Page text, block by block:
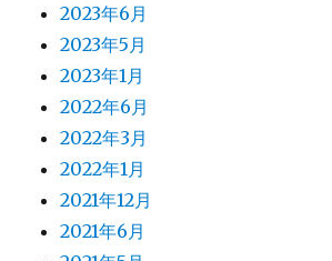
2023年6月
2023年5月
2023年1月
2022年6月
2022年3月
2022年1月
2021年12月
2021年6月